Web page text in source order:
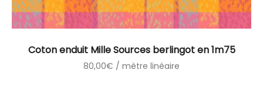
Coton enduit Mille Sources berlingot en 1m75
80,00€ / mètre linéaire